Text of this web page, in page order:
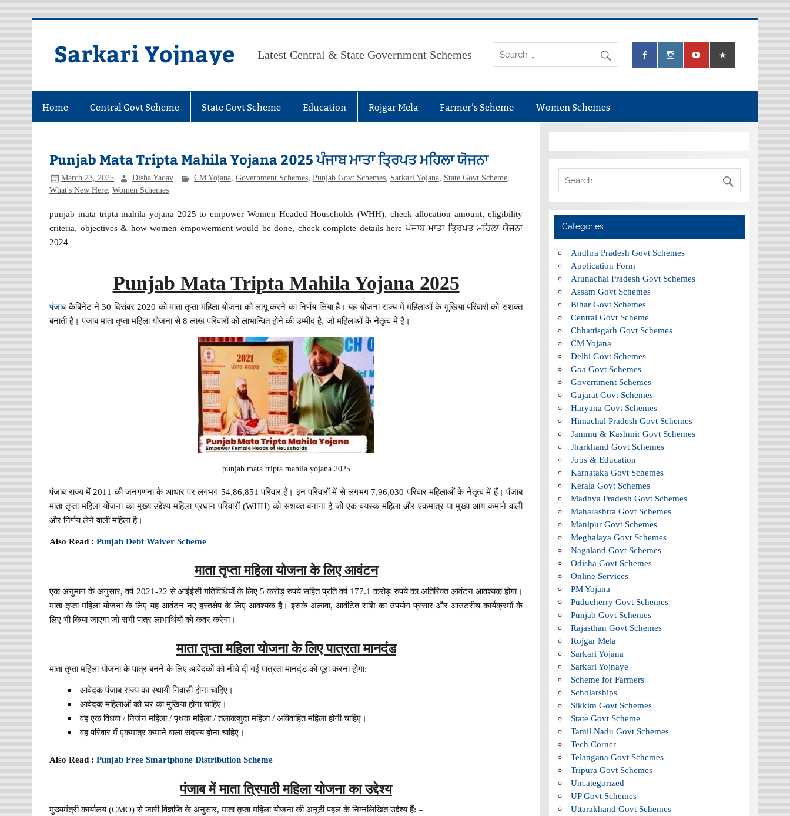
Sarkari Yojnaye Latest Central & State Government Schemes
Home Central Govt Scheme State Govt Scheme Education Rojgar Mela Farmer’s Scheme Women Schemes
Punjab Mata Tripta Mahila Yojana 2025 ਪੰਜਾਬ ਮਾਤਾ ਤ੍ਰਿਪਤ ਮਹਿਲਾ ਯੋਜਨਾ
March 23, 2025 Disha Yadav CM Yojana, Government Schemes, Punjab Govt Schemes, Sarkari Yojana, State Govt Scheme,
What's New Here,Women Schemes
punjab mata tripta mahila yojana 2025 to empower Women Headed Households (WHH), check allocation amount, eligibility
criteria, objectives & how women empowerment would be done, check complete details here ਪੰਜਾਬ ਮਾਤਾ ਤ੍ਰਿਪਤ ਮਹਿਲਾ ਯੋਜਨਾ
2024
Punjab Mata Tripta Mahila Yojana 2025
पंजाबकैबिनेट ने 30 दिसंबर 2020 को माता तृप्ता महिला योजना को लागू करने का निर्णय लिया है। यह योजना राज्य में महिलाओं के मुखिया परिवारों को सशक्त
बनाती है। पंजाब माता तृप्ता महिला योजना से 8 लाख परिवारों को लाभान्वित होने की उम्मीद है, जो महिलाओं के नेतृत्व में हैं।
punjab mata tripta mahila yojana 2025
पंजाब राज्य में 2011 की जनगणना के आधार पर लगभग 54,86,851 परिवार हैं। इन परिवारों में से लगभग 7,96,030 परिवार महिलाओं के नेतृत्व में हैं। पंजाब
माता तृप्ता महिला योजना का मुख्य उद्देश्य महिला प्रधान परिवारों (WHH) को सशक्त बनाना है जो एक वयस्क महिला और एकमात्र या मुख्य आय कमाने वाली
और निर्णय लेने वाली महिला है।
Also Read :Punjab Debt Waiver Scheme
माता तृप्ता महिला योजना के लिए आवंटन
एक अनुमान के अनुसार, वर्ष 2021-22 से आईईसी गतिविधियों के लिए 5 करोड़ रुपये सहित प्रति वर्ष 177.1 करोड़ रुपये का अतिरिक्त आवंटन आवश्यक होगा।
माता तृप्ता महिला योजना के लिए यह आवंटन नए हस्तक्षेप के लिए आवश्यक है। इसके अलावा, आवंटित राशि का उपयोग प्रसार और आउटरीच कार्यक्रमों के
लिए भी किया जाएगा जो सभी पात्र लाभार्थियों को कवर करेगा।
माता तृप्ता महिला योजना के लिए पात्रता मानदंड
माता तृप्ता महिला योजना के पात्र बनने के लिए आवेदकों को नीचे दी गई पात्रता मानदंड को पूरा करना होगा: –
आवेदक पंजाब राज्य का स्थायी निवासी होना चाहिए।
आवेदक महिलाओं को घर का मुखिया होना चाहिए।
वह एक विधवा / निर्जन महिला / पृथक महिला / तलाकशुदा महिला / अविवाहित महिला होनी चाहिए।
वह परिवार में एकमात्र कमाने वाला सदस्य होना चाहिए।
Also Read :Punjab Free Smartphone Distribution Scheme
पंजाब में माता त्रिपाठी महिला योजना का उद्देश्य
मुख्यमंत्री कार्यालय (CMO) से जारी विज्ञप्ति के अनुसार, माता तृप्ता महिला योजना की अनूठी पहल के निम्नलिखित उद्देश्य हैं: –
Categories
Andhra Pradesh Govt Schemes
Application Form
Arunachal Pradesh Govt Schemes
Assam Govt Schemes
Bihar Govt Schemes
Central Govt Scheme
Chhattisgarh Govt Schemes
CM Yojana
Delhi Govt Schemes
Goa Govt Schemes
Government Schemes
Gujarat Govt Schemes
Haryana Govt Schemes
Himachal Pradesh Govt Schemes
Jammu & Kashmir Govt Schemes
Jharkhand Govt Schemes
Jobs & Education
Karnataka Govt Schemes
Kerala Govt Schemes
Madhya Pradesh Govt Schemes
Maharashtra Govt Schemes
Manipur Govt Schemes
Meghalaya Govt Schemes
Nagaland Govt Schemes
Odisha Govt Schemes
Online Services
PM Yojana
Puducherry Govt Schemes
Punjab Govt Schemes
Rajasthan Govt Schemes
Rojgar Mela
Sarkari Yojana
Sarkari Yojnaye
Scheme for Farmers
Scholarships
Sikkim Govt Schemes
State Govt Scheme
Tamil Nadu Govt Schemes
Tech Corner
Telangana Govt Schemes
Tripura Govt Schemes
Uncategorized
UP Govt Schemes
Uttarakhand Govt Schemes